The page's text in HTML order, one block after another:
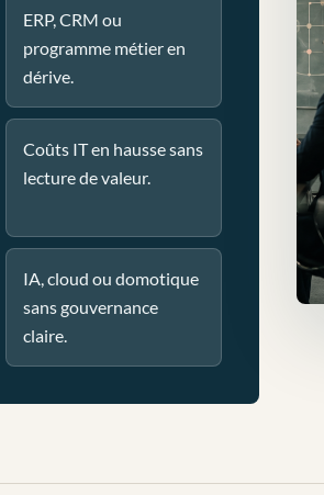
ERP, CRM ou
programme métier en
dérive.
Coûts IT en hausse sans
lecture de valeur.
IA, cloud ou domotique
sans gouvernance
claire.